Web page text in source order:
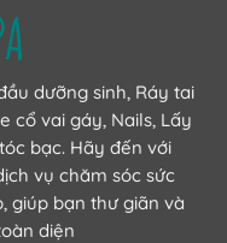
dưỡng sinh, Ráy tai
cổ vai gáy, Nails, Lấy
bạc. Hãy đến với
vụ chăm sóc sức
giúp bạn thư giãn và
diện